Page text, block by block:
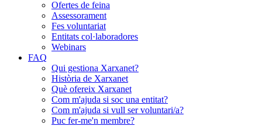
Ofertes de feina
Assessorament
Fes voluntariat
Entitats col·laboradores
Webinars
FAQ
Qui gestiona Xarxanet?
Història de Xarxanet
Què ofereix Xarxanet
Com m'ajuda si soc una entitat?
Com m'ajuda si vull ser voluntari/a?
Puc fer-me'n membre?